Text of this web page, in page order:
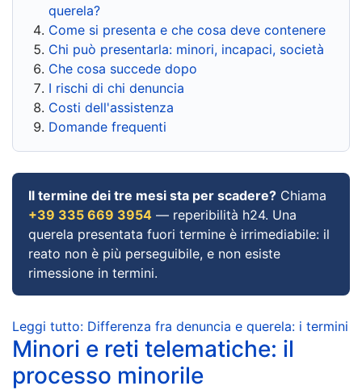
querela?
Come si presenta e che cosa deve contenere
Chi può presentarla: minori, incapaci, società
Che cosa succede dopo
I rischi di chi denuncia
Costi dell'assistenza
Domande frequenti
Il termine dei tre mesi sta per scadere? Chiama
+39 335 669 3954 — reperibilità h24. Una
querela presentata fuori termine è irrimediabile: il
reato non è più perseguibile, e non esiste
rimessione in termini.
Leggi tutto: Differenza fra denuncia e querela: i termini
Minori e reti telematiche: il
processo minorile